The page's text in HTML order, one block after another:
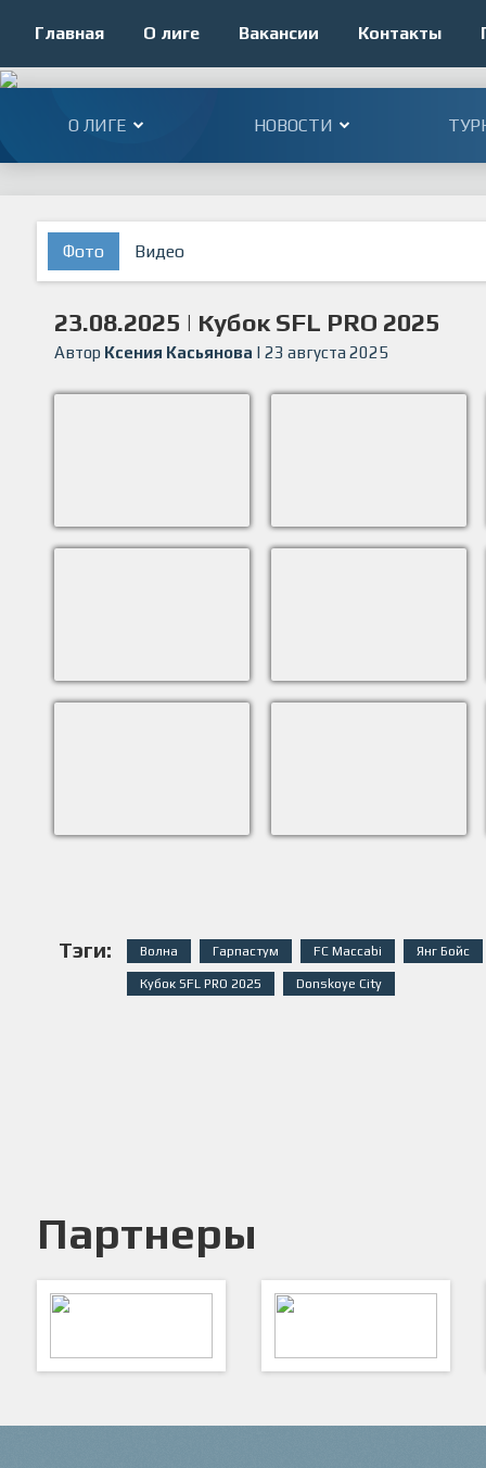
Главная О лиге Вакансии Контакты
О ЛИГЕ НОВОСТИ
Фото Видео
23.08.2025 | Кубок SFL PRO 2025
Автор Ксения Касьянова | 23 августа 2025
Тэги: Волна Гарпастум FC Maccabi Янг Бойс
Кубок SFL PRO 2025 Donskoye City
Партнеры